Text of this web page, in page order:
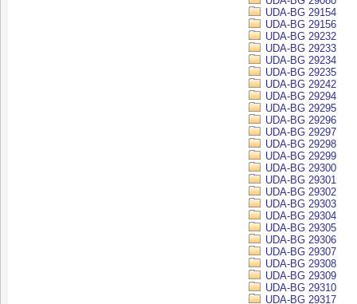
UDA-BG 29154
UDA-BG 29156
UDA-BG 29232
UDA-BG 29233
UDA-BG 29234
UDA-BG 29235
UDA-BG 29242
UDA-BG 29294
UDA-BG 29295
UDA-BG 29296
UDA-BG 29297
UDA-BG 29298
UDA-BG 29299
UDA-BG 29300
UDA-BG 29301
UDA-BG 29302
UDA-BG 29303
UDA-BG 29304
UDA-BG 29305
UDA-BG 29306
UDA-BG 29307
UDA-BG 29308
UDA-BG 29309
UDA-BG 29310
UDA-BG 29317